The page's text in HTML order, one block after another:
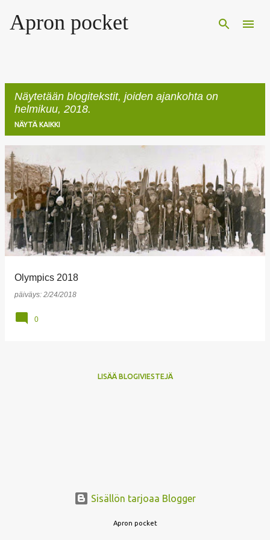
Siirry pääsisältöön
Apron pocket
Näytetään blogitekstit, joiden ajankohta on
helmikuu, 2018.
NÄYTÄ KAIKKI
T
e
k
s
Olympics 2018
päiväys: 2/24/2018
0
LISÄÄ BLOGIVIESTEJÄ
Sisällön tarjoaa Blogger
Apron pocket